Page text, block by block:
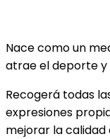
Nace como un
atrae el deporte y
Recogerá todas
expresiones
mejorar la calidad